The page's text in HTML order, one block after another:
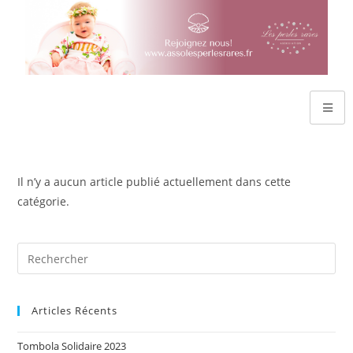
Il n’y a aucun article publié actuellement dans cette
catégorie.
Articles Récents
Tombola Solidaire 2023